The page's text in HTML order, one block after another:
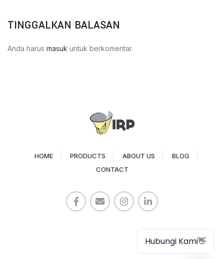
TINGGALKAN BALASAN
Anda harus masuk untuk berkomentar.
HOME PRODUCTS ABOUT US
BLOG
CONTACT
Hubungi Kami👋